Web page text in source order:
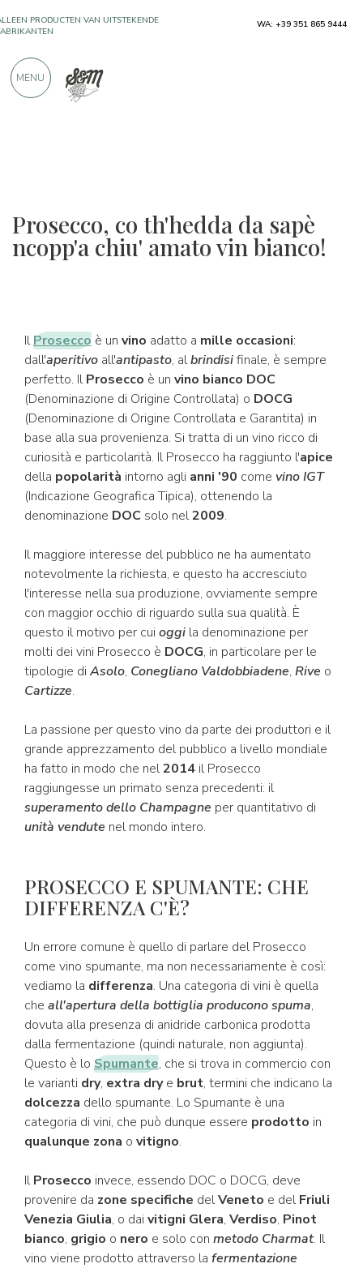
Prosecco, co th'hedda da sapè
ncopp'a chiu' amato vin bianco!
IlProsecco è un vino adatto a mille occasioni:
dall'aperitivo all'antipasto, albrindisifinale, è sempre
perfetto. IlProsecco è un vino bianco DOC
(Denominazione di Origine Controllata) o DOCG
(Denominazione di Origine Controllata e Garantita) in
base alla sua provenienza. Si tratta di un vino ricco di
curiosità e particolarità. Il Prosecco ha raggiunto l'apice
della popolarità intorno agli anni '90 come vino IGT
(Indicazione Geografica Tipica), ottenendo la
denominazione DOC solo nel2009.
Il maggiore interesse del pubblico ne ha aumentato
notevolmente la richiesta, e questo ha accresciuto
l'interesse nella sua produzione, ovviamente sempre
con maggior occhio di riguardo sulla sua qualità. È
questo il motivo per cui oggi la denominazione per
molti dei vini Prosecco è DOCG, in particolare per le
tipologie diAsolo, Conegliano Valdobbiadene, Rive o
Cartizze.
La passione per questo vino da parte dei produttori e il
grande apprezzamento del pubblico a livello mondiale
ha fatto in modo che nel2014 il Prosecco
raggiungesse un primato senza precedenti: il
superamento dello Champagne per quantitativo di
unità vendute nel mondo intero.
PROSECCO E SPUMANTE: CHE
DIFFERENZA C'È?
Un errore comune è quello di parlare del Prosecco
come vino spumante, ma non necessariamente è così:
vediamo la differenza. Una categoria di vini è quella
che all'apertura della bottiglia producono spuma,
dovuta alla presenza di anidride carbonica prodotta
dalla fermentazione (quindi naturale, non aggiunta).
Questo è lo Spumante, che si trova in commercio con
le varianti dry, extra drye brut, termini che indicano la
dolcezza dello spumante. Lo Spumante è una
categoria di vini, che può dunque essere prodotto in
qualunque zona o vitigno.
IlProsecco invece, essendo DOC o DOCG, deve
provenire da zone specifiche delVeneto e delFriuli
Venezia Giulia, o dai vitigni Glera, Verdiso, Pinot
bianco, grigio o nero e solo con metodo Charmat. Il
vino viene prodotto attraverso la fermentazione
PRODUCTEN VAN UITSTEKENDE
DAN 900 POSITIEVE RECENSIES
WA: +39 351 865 9444
MENU